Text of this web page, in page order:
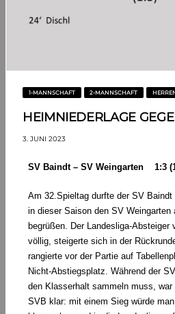
1-MANNSCHAFT 2-MANNSCHAFT
HEIMNIEDERLAGE
3. JUNI 2023
SV Baindt – SV Weingarten 1:3
Am 32.Spieltag durfte der SV
in dieser Saison den SV Weingarten
begrüßen. Der Landesliga-Absteiger
völlig, steigerte sich in der
rangierte vor der Partie auf
Nicht-Abstiegsplatz. Während der
den Klasserhalt sammeln muss,
SVB klar: mit einem Sieg würde